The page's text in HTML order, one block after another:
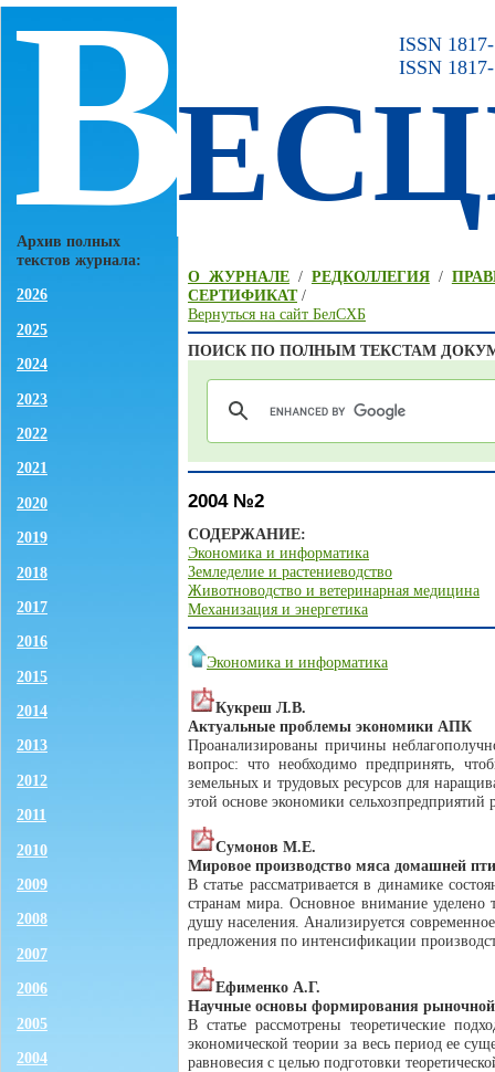
В
Архив полных
текстов журнала:
2026
2025
2024
2023
2022
2021
2020
2019
2018
2017
2016
2015
2014
2013
2012
2011
2010
2009
2008
2007
2006
2005
2004
ISSN
ISSN
О ЖУРНАЛЕ/ РЕДКОЛЛЕГИЯ/
СЕРТИФИКАТ/
Вернуться на сайт БелСХБ
ПОИСК ПО ПОЛНЫМ ТЕКСТАМ
2004 №2
СОДЕРЖАНИЕ:
Экономика и информатика
Земледелие и растениеводство
Животноводство и ветеринарная медицина
Механизация и энергетика
Экономика и информатика
Кукреш Л.В.
Актуальные проблемы экономики АПК
Проанализированы причины
вопрос: что необходимо предпринять,
земельных и трудовых ресурсов для
этой основе экономики сельхозпредприятий
Сумонов М.Е.
Мировое производство мяса домашней
В статье рассматривается в динамике
странам мира. Основное внимание уделено
душу населения. Анализируется
предложения по интенсификации
Ефименко А.Г.
Научные основы формирования
В статье рассмотрены теоретические
экономической теории за весь период ее
равновесия с целью подготовки